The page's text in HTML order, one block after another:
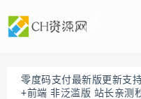
零度码支付最新版更新支
+前端 非泛滥版 站长亲测